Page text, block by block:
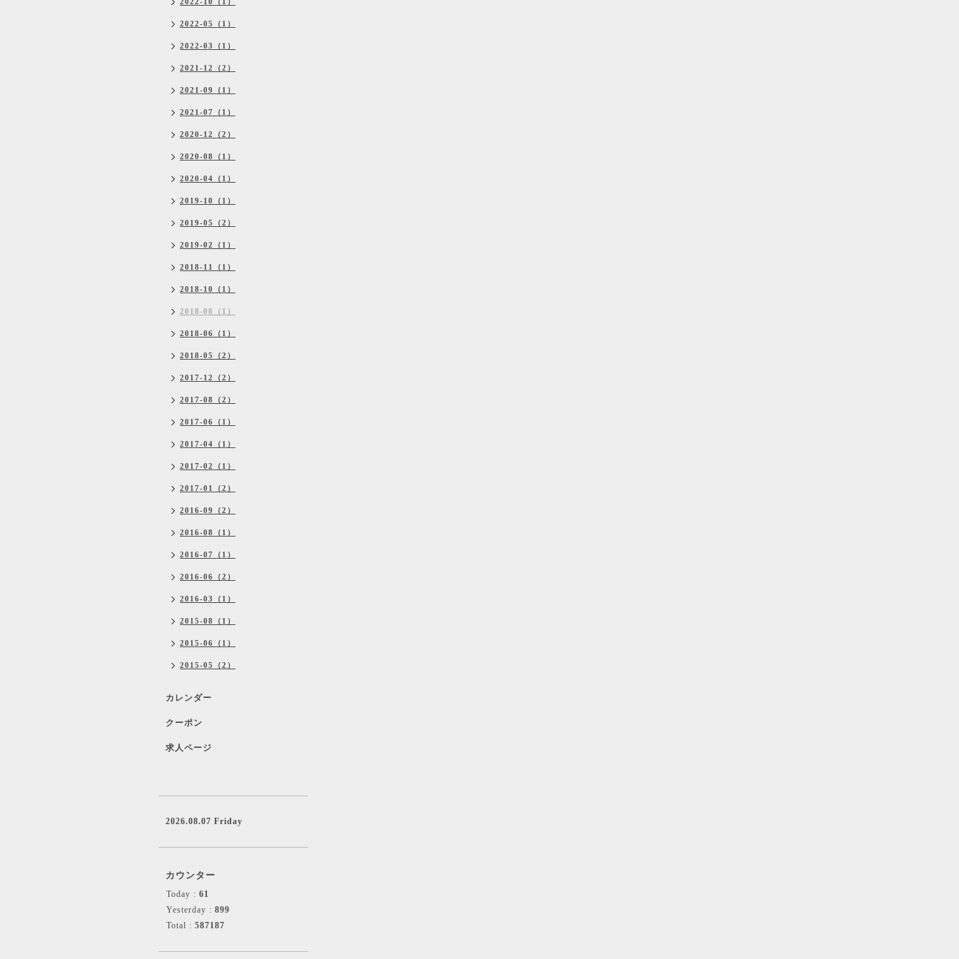
2022-05（1）
2022-03（1）
2021-12（2）
2021-09（1）
2021-07（1）
2020-12（2）
2020-08（1）
2020-04（1）
2019-10（1）
2019-05（2）
2019-02（1）
2018-11（1）
2018-10（1）
2018-08（1）
2018-06（1）
2018-05（2）
2017-12（2）
2017-08（2）
2017-06（1）
2017-04（1）
2017-02（1）
2017-01（2）
2016-09（2）
2016-08（1）
2016-07（1）
2016-06（2）
2016-03（1）
2015-08（1）
2015-06（1）
2015-05（2）
カレンダー
クーポン
求人ページ
2026.08.07 Friday
カウンター
Today : 61
Yesterday : 899
Total : 587187